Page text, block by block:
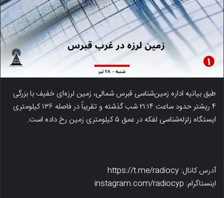
طبق بیانیه اداره زمین‌شناسی قبرس شمالی، زمین لرزه‌ای خفیف با بزرگی
۴ ریشتر حدود ساعت ۲۱:۱۴ شب گذشته و تقریباً در فاصله ۱۳۶ کیلومتری
ایستگاه زلزله‌شناسی لفکه در عمق ۵ کیلومتری زمین رخ داده است.
آدرس کانال: https://t.me/radiocy
اینستاگرام: instagram.com/radiocyp